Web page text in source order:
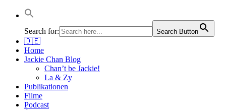
Jackie Chan Deutschland | Thorsten Boose
Autor & Jackie-Chan-Historiker
Search for:
Search Button
🇩🇪
Home
Jackie Chan Blog
Chan’t be Jackie!
La & Zy
Publikationen
Filme
Podcast